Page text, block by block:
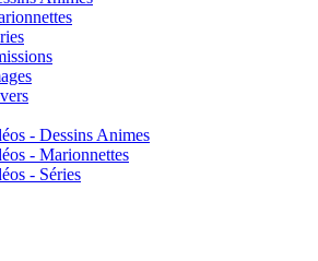
- Dessins Animes
- Marionnettes
- Séries